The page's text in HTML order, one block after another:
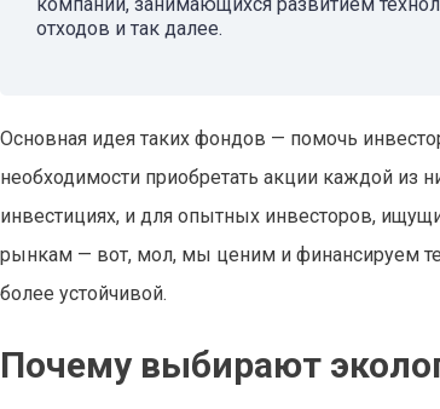
отходов и так далее.
Основная идея таких фондов — помочь
необходимости приобретать акции каждой из
инвестициях, и для опытных инвесторов,
рынкам — вот, мол, мы ценим и финансируем
более устойчивой.
Почему выбирают